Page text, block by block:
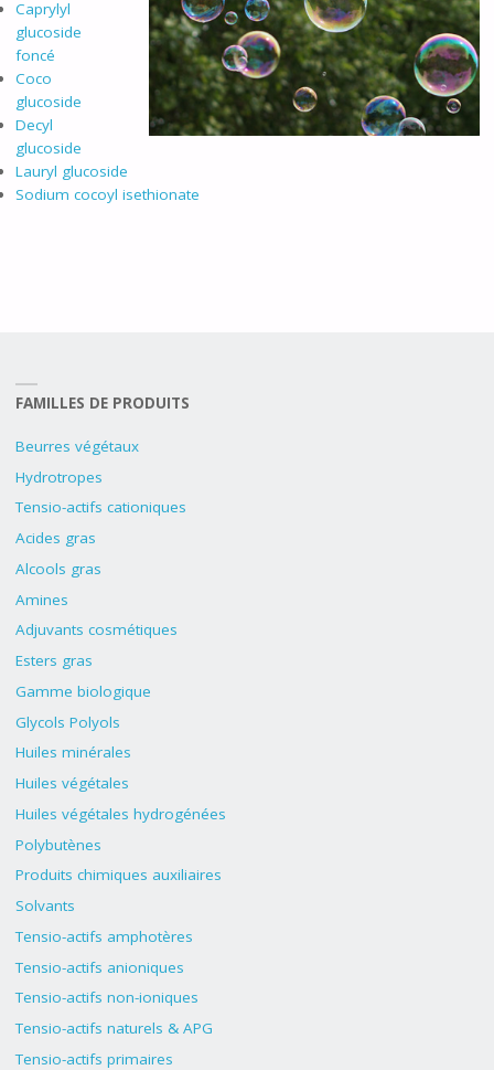
Caprylyl
glucoside
foncé
Coco
glucoside
Decyl
glucoside
Lauryl glucoside
Sodium cocoyl isethionate
FAMILLES DE PRODUITS
Beurres végétaux
Hydrotropes
Tensio-actifs cationiques
Acides gras
Alcools gras
Amines
Adjuvants cosmétiques
Esters gras
Gamme biologique
Glycols Polyols
Huiles minérales
Huiles végétales
Huiles végétales hydrogénées
Polybutènes
Produits chimiques auxiliaires
Solvants
Tensio-actifs amphotères
Tensio-actifs anioniques
Tensio-actifs non-ioniques
Tensio-actifs naturels & APG
Tensio-actifs primaires